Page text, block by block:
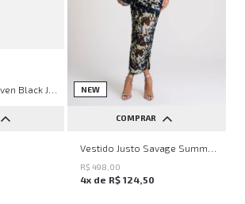
NEW
COMPRAR
PP P M G
R$ 498 00
4x de R$ 124 50